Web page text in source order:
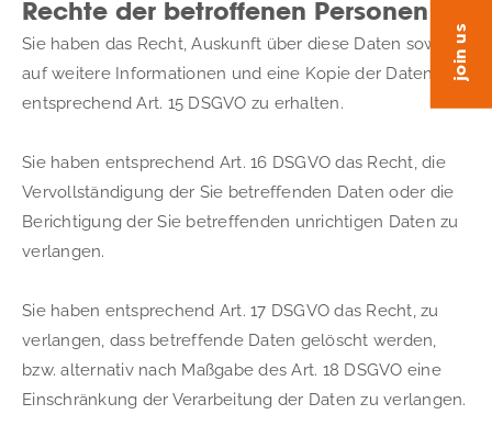
Rechte der betroffenen Personen
Sie haben das Recht, Auskunft über diese Daten sowie
auf weitere Informationen und eine Kopie der Daten
entsprechend Art. 15 DSGVO zu erhalten.
Sie haben entsprechend Art. 16 DSGVO das Recht, die
Vervollständigung der Sie betreffenden Daten oder die
Berichtigung der Sie betreffenden unrichtigen Daten zu
verlangen.
Sie haben entsprechend Art. 17 DSGVO das Recht, zu
verlangen, dass betreffende Daten gelöscht werden,
bzw. alternativ nach Maßgabe des Art. 18 DSGVO eine
Einschränkung der Verarbeitung der Daten zu verlangen.
join us